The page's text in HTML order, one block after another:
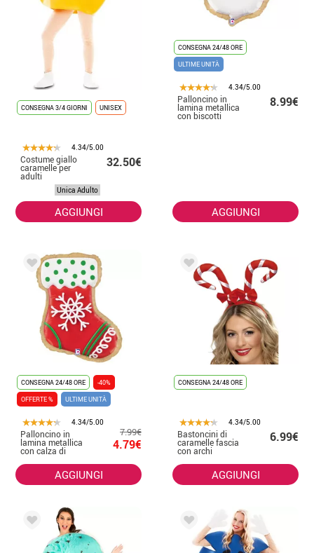
CONSEGNA 3/4 GIORNI UNISEX
4.34/5.00
Costume giallo
caramelle per
adulti
32.50€
Unica Adulto
AGGIUNGI
CONSEGNA 24/48 ORE
ULTIME UNITÀ
4.34/5.00
Palloncino in
lamina metallica
con biscotti
8.99€
AGGIUNGI
CONSEGNA 24/48 ORE
-40%
OFFERTE %
ULTIME UNITÀ
4.34/5.00
Palloncino in
lamina metallica
con calza di
7.99€
4.79€
AGGIUNGI
CONSEGNA 24/48 ORE
4.34/5.00
Bastoncini di
caramelle fascia
con archi
6.99€
AGGIUNGI